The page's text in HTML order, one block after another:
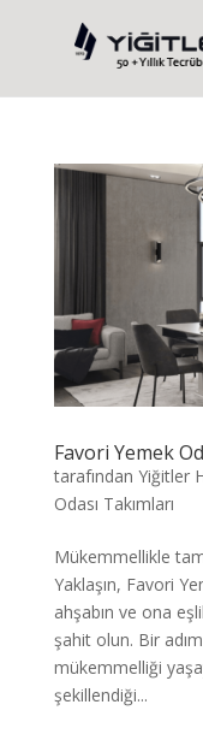
Favori Yemek
tarafından Yiğitler
Odası Takımları
Mükemmellikle
Yaklaşın, Favori
ahşabın ve ona
şahit olun. Bir
mükemmelliği
şekillendiği...